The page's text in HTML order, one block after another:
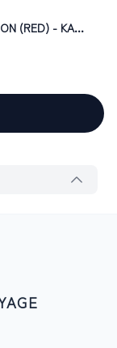
(RED) - KA...